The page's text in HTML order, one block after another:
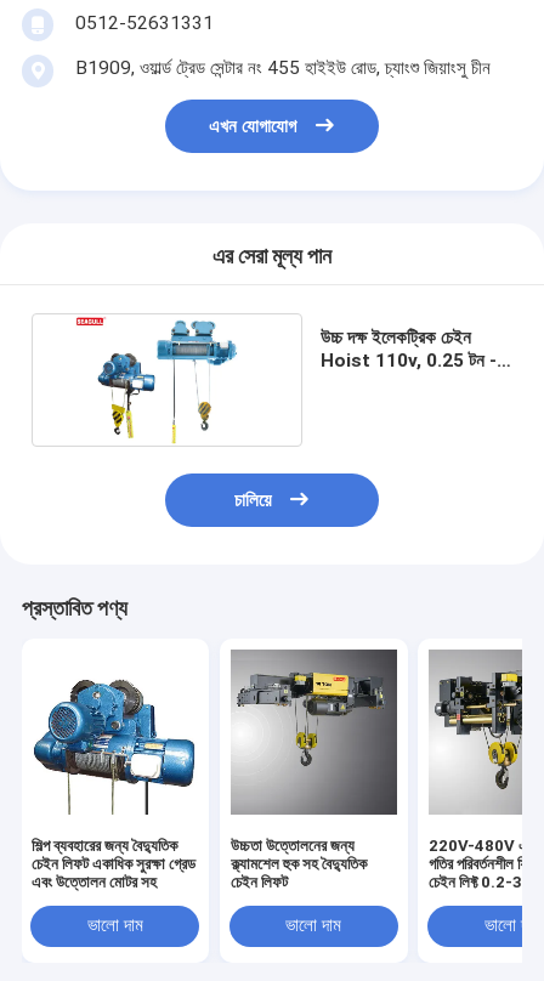
0512-52631331
B1909, ওয়ার্ল্ড ট্রেড সেন্টার নং 455 হাইইউ রোড, চ্যাংশু জিয়াংসু চীন
এখন যোগাযোগ
এর সেরা মূল্য পান
উচ্চ দক্ষ ইলেকট্রিক চেইন
Hoist 110v, 0.25 টন -
চালিয়ে
প্রস্তাবিত পণ্য
শিল্প ব্যবহারের জন্য বৈদ্যুতিক
চেইন লিফট একাধিক সুরক্ষা গ্রেড
এবং উত্তোলন মোটর সহ
ভালো দাম
উচ্চতা উত্তোলনের জন্য
ক্ল্যামশেল হুক সহ বৈদ্যুতিক
চেইন লিফট
ভালো দাম
220V-480V একক
গতির পরিবর্তনশীল
চেইন লিফ্ট 0.2-
ভালো দাম